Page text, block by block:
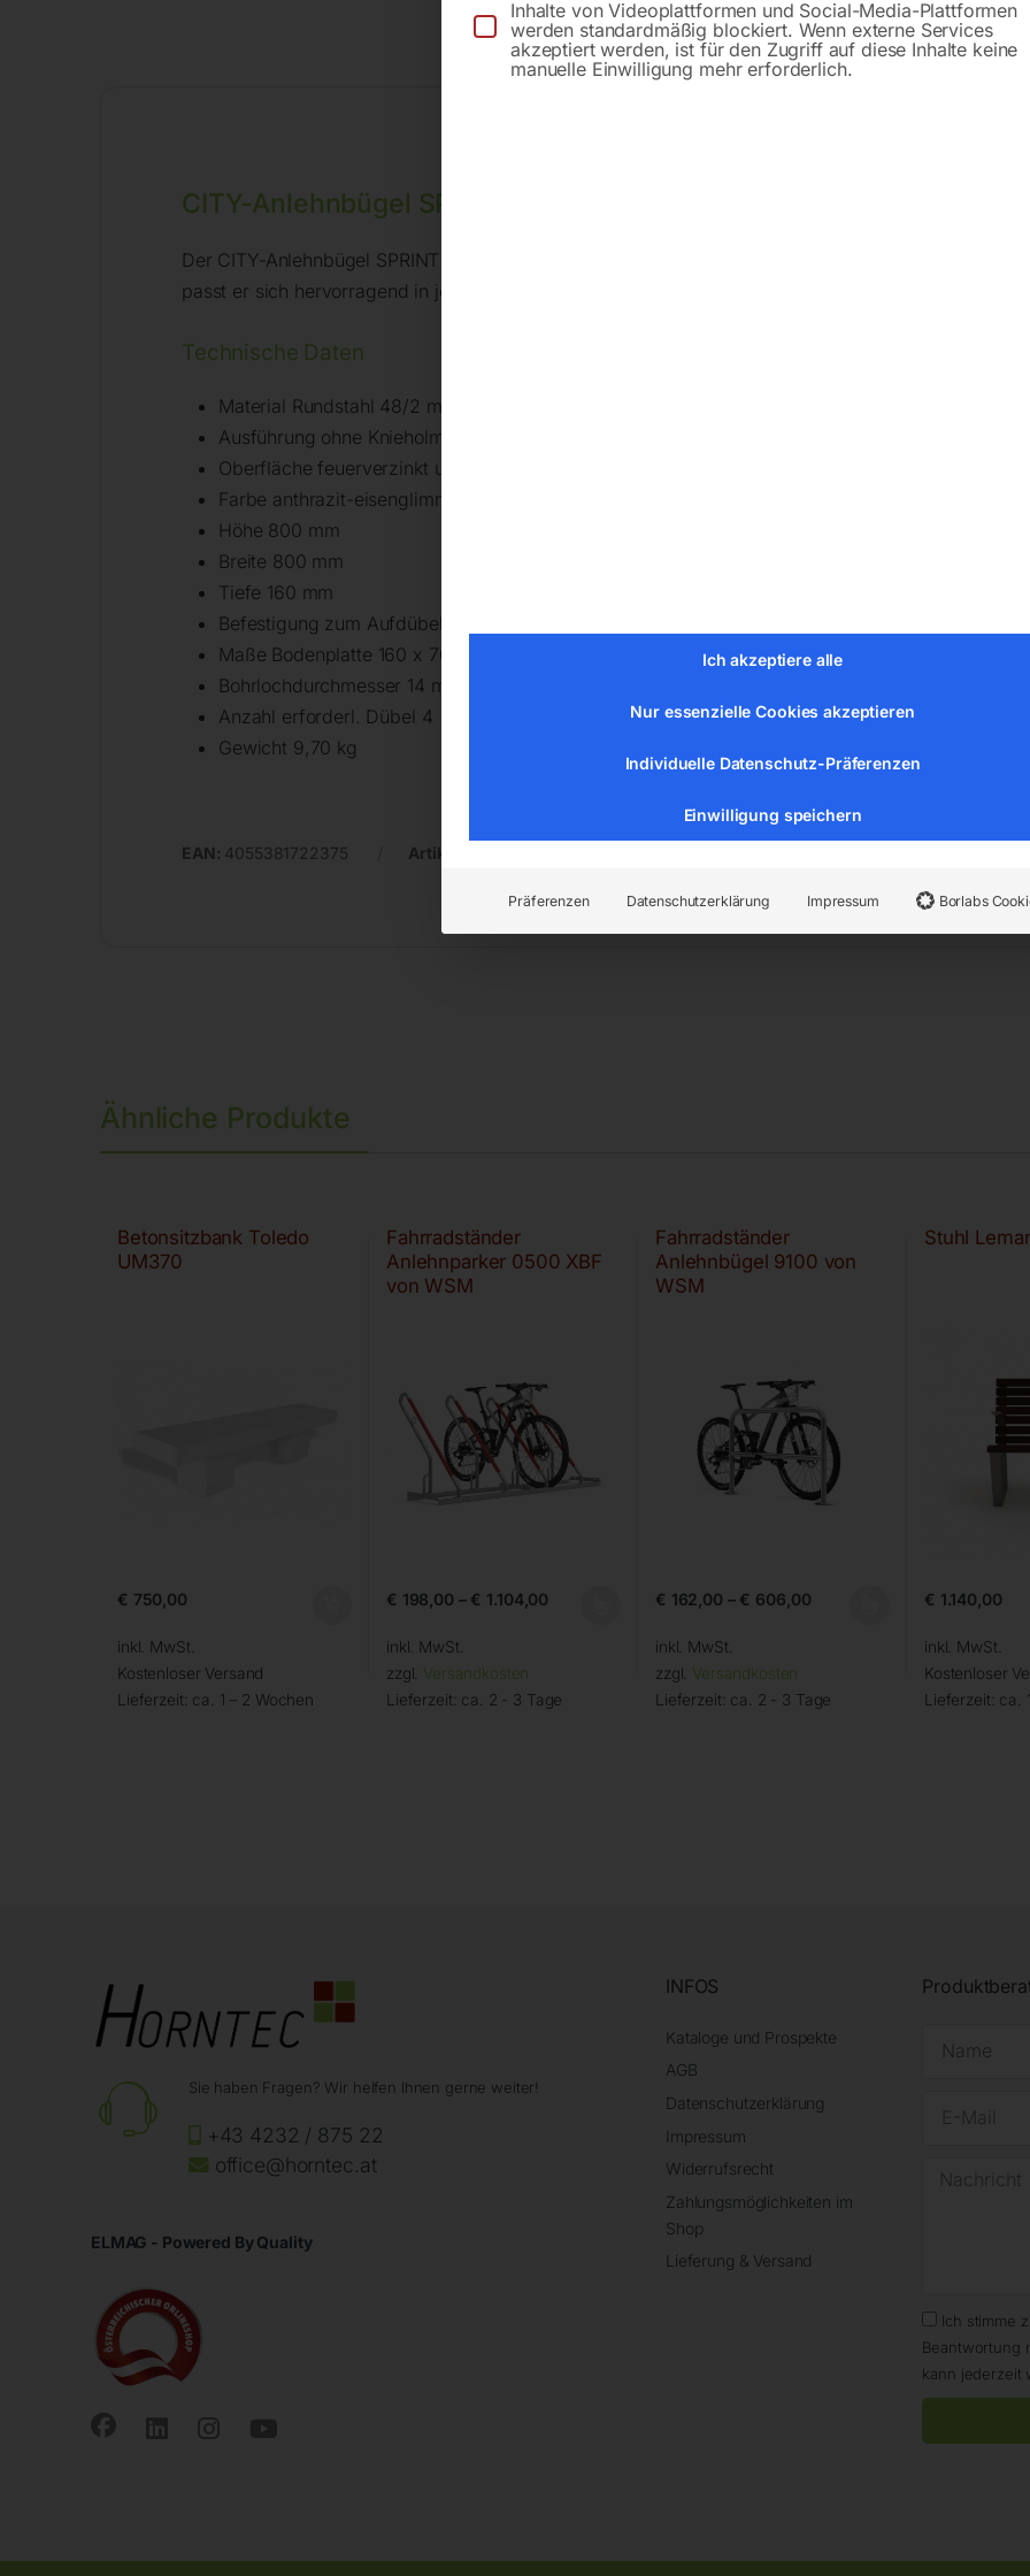
Beschreibung Produktsicherheit
CITY-Anlehnbügel SPRINT
Der CITY-Anlehnbügel SPRINT aus langlebigem Gütestahl ist ein preisgünstiger und universeller
passt er sich hervorragend in jede Umgebung ein und ist für alle Fahrradtypen geeignet. Wahlweise
Technische Daten
Material Rundstahl 48/2 mm
Ausführung ohne Knieholm
Oberfläche feuerverzinkt und DB 703 beschichtet
Farbe anthrazit-eisenglimmer
Höhe 800 mm
Breite 800 mm
Tiefe 160 mm
Befestigung zum Aufdübeln
Maße Bodenplatte 160 x 70 x 10 mm
Bohrlochdurchmesser 14 mm
Anzahl erforderl. Dübel 4
Gewicht 9,70 kg
EAN: 4055381722375 Artikelnummer:
Ähnliche Produkte
Betonsitzbank Toledo
UM370
€ 750,00
inkl. MwSt.
Kostenloser Versand
Lieferzeit: ca. 1 – 2 Wochen
Fahrradständer
Anlehnparker 0500 XBF
von WSM
€ 198,00 – € 1.104,00
inkl. MwSt.
zzgl. Versandkosten
Lieferzeit: ca. 2 - 3 Tage
Fahrradständer
Anlehnbügel 9100 von
WSM
€ 162,00 – € 606,00
inkl. MwSt.
zzgl. Versandkosten
Lieferzeit: ca. 2 - 3 Tage
Stuhl
€ 1.140,00
inkl. MwSt.
Kostenloser
Lieferzeit: ca.
Sie haben Fragen? Wir helfen Ihnen gerne weiter!
+43 4232 / 875 22
office@horntec.at
ELMAG - Powered By Quality
INFOS
Kataloge und Prospekte
AGB
Datenschutzerklärung
Impressum
Widerrufsrecht
Zahlungsmöglichkeiten im
Shop
Lieferung & Versand
Ich stimme
Beantwortung
kann jederzeit
Inhalte von Videoplattformen und Social-Media-Plattformen
werden standardmäßig blockiert. Wenn externe Services
akzeptiert werden, ist für den Zugriff auf diese Inhalte keine
manuelle Einwilligung mehr erforderlich.
Ich akzeptiere alle
Nur essenzielle Cookies akzeptieren
Individuelle Datenschutz-Präferenzen
Einwilligung speichern
Präferenzen Datenschutzerklärung Impressum Borlabs